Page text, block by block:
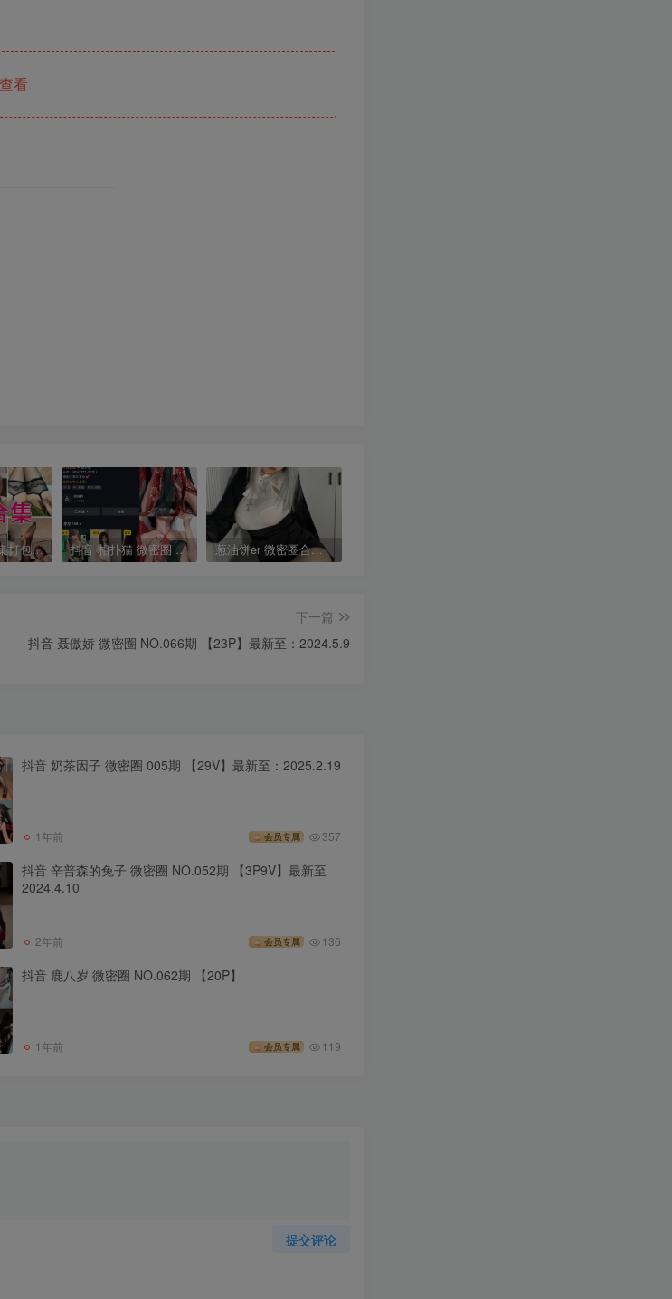
看
微密圈圈主合集打包下载 持续更新中 抖音 相扑猫 微密圈 嘉宾贴 NO.034期 【15P】最新至：2024.8.20 葱油饼er 微密圈合集[持续更新]
下一篇
抖音 聂傲娇 微密圈 NO.066期 【23P】最新至：2024.5.9
抖音 奶茶因子 微密圈 005期 【29V】最新至：2025.2.19
1年前 会员专属 357
抖音 辛普森的兔子 微密圈 NO.052期 【3P9V】最新至
2024.4.10
2年前 会员专属 136
抖音 鹿八岁 微密圈 NO.062期 【20P】
1年前 会员专属 119
提交评论